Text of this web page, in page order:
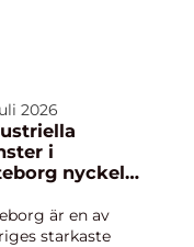
och fräsch...
2026
i
nyckeln
är en av
starkaste